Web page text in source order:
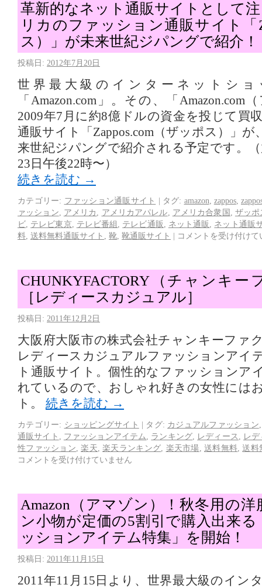
革新的なネット通販サイトとして
リカのファッション通販サイト「
ス）」が未来世紀ジパングで紹介！
投稿日: 2012年7月20日
世界最大級のインターネットショ
「Amazon.com」。その、「Amazon.com
2009年7月に約8億ドルの資金を投じて買
通販サイト「Zappos.com（ザッポス）」
来世紀ジパングで紹介される予定です。
23日午後22時〜）
続きを読む →
カテゴリー: ファッション通販サイト | タグ: amazon zappos,
ァッション
アメリカ アメリカアパレル アメリカ合衆国
ザッポ
ビ テレビ東京 テレビ番組 テレビ通販 ネット通販
ネット通販
料 送料無料通販サイト 靴 靴通販サイト | コメントを受け付けて
CHUNKYFACTORY（チャンキー
［レディースカジュアル］
投稿日: 2011年12月2日
大阪府大阪市の株式会社チャンキーファ
レディースカジュアルファッションアイ
ト通販サイト。個性的なファッションア
れているので、おしゃれ好きの女性には
ト。 続きを読む →
カテゴリー: ショッピングサイト | タグ: カジュアルファッション
通販サイト
ファッションアイテム ランキング レディース
レ
性ファッション ,楽天 ,楽天ランキング 楽天市場 送料無料 ,送料
コメントを受け付けていません
Amazon（アマゾン）！秋冬用の
ン小物が定価の5割引で購入出来
ッションアイテム特集」を開始！
投稿日: 2011年11月15日
2011年11月15日より、世界最大級のイン